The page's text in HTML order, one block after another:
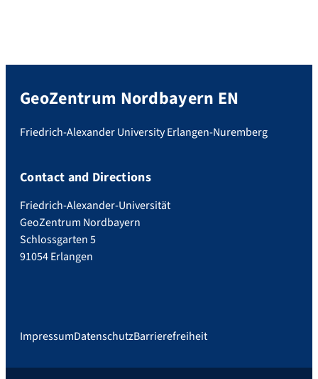
GeoZentrum Nordbayern EN
Friedrich-Alexander University Erlangen-Nuremberg
Contact and Directions
Friedrich-Alexander-Universität
GeoZentrum Nordbayern
Schlossgarten 5
91054 Erlangen
ImpressumDatenschutzBarrierefreiheit